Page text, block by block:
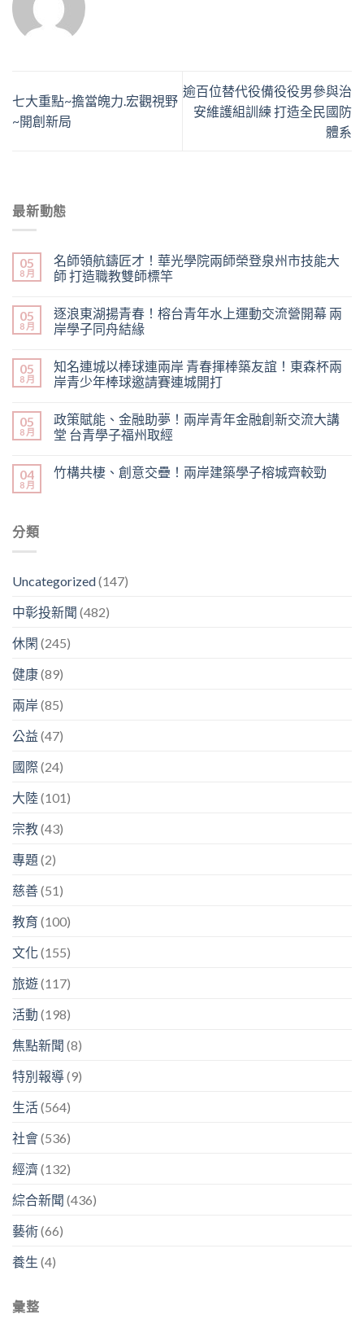
七大重點~擔當魄力.宏觀視野
~開創新局
逾百位替代役備役役男參與治
安維護組訓練 打造全民國防
體系
最新動態
05
8 月
名師領航鑄匠才！華光學院兩師榮登泉州市技能大
師 打造職教雙師標竿
05
8 月
逐浪東湖揚青春！榕台青年水上運動交流營開幕 兩
岸學子同舟結緣
05
8 月
知名連城以棒球連兩岸 青春揮棒築友誼！東森杯兩
岸青少年棒球邀請賽連城開打
05
8 月
政策賦能、金融助夢！兩岸青年金融創新交流大講
堂 台青學子福州取經
04
8 月
竹構共棲、創意交疊！兩岸建築學子榕城齊較勁
分類
Uncategorized(147)
中彰投新聞 (482)
休閑 (245)
健康(89)
兩岸(85)
公益 (47)
國際(24)
大陸(101)
宗教(43)
專題(2)
慈善(51)
教育 (100)
文化 (155)
旅遊(117)
活動 (198)
焦點新聞 (8)
特別報導(9)
生活(564)
社會(536)
經濟 (132)
綜合新聞 (436)
藝術(66)
養生 (4)
彙整